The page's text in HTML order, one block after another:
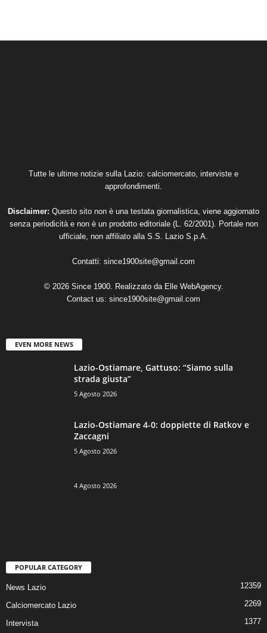
Tutte le ultime notizie sulla Lazio: calciomercato, interviste e
approfondimenti.
Disclaimer: Questo sito non è una testata giornalistica, viene aggiornato
senza periodicità e non è un prodotto editoriale (L. 62/2001). Portale non
ufficiale, non affiliato alla S.S. Lazio S.p.A.
Contatti: since1900site@gmail.com
© 2026 Since 1900. Realizzato da Elle WebAgency.
Contact us: since1900site@gmail.com
EVEN MORE NEWS
Lazio-Ostiamare, Gattuso: “Siamo sulla
strada giusta”
5 Agosto 2026
Lazio-Ostiamare 4-0: doppiette di Ratkov e
Zaccagni
5 Agosto 2026
4 Agosto 2026
POPULAR CATEGORY
News Lazio 12359
Calciomercato Lazio 2269
Intervista 1377